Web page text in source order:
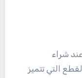
شراء
التي تتميز